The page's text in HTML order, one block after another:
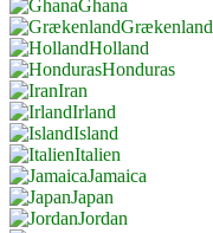
Ghana
Grækenland
Holland
Honduras
Iran
Irland
Island
Italien
Jamaica
Japan
Jordan